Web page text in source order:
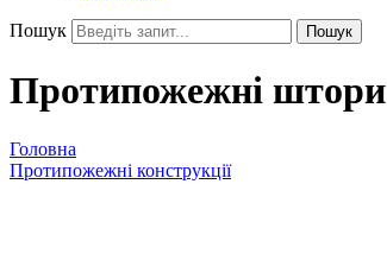
Пошук Пошук
Протипожежні штори
Головна
Протипожежні конструкції